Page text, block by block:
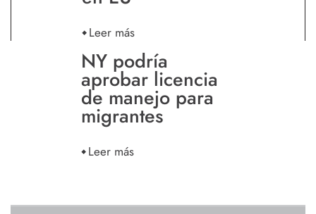
Leer más
NY podría
aprobar licencia
de manejo para
migrantes
Leer más